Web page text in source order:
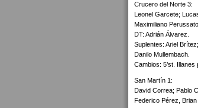
Crucero del Norte 3:
Leonel Garcete;
Maximiliano
DT: Adrián Álvarez.
Suplentes: Ariel
Danilo Mullembach.
Cambios: 5’st.
San Martín 1:
David Correa; Pablo
Federico Pérez, Brian